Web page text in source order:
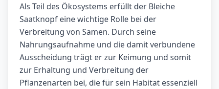
Als Teil des Ökosystems erfüllt der Bleiche
Saatknopf eine wichtige Rolle bei der
Verbreitung von Samen. Durch seine
Nahrungsaufnahme und die damit verbundene
Ausscheidung trägt er zur Keimung und somit
zur Erhaltung und Verbreitung der
Pflanzenarten bei, die für sein Habitat essenziell